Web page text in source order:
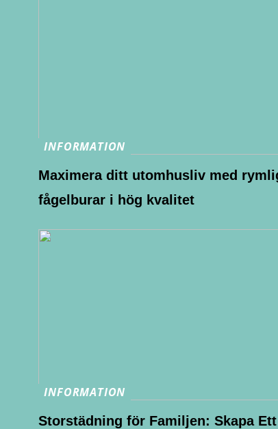
INFORMATION
Maximera ditt utomhusliv med
fågelburar i hög kvalitet
INFORMATION
Storstädning för Familjen: Skapa